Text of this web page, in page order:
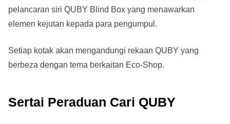
pelancaran siri QUBY Blind Box yang menawarkan
elemen kejutan kepada para pengumpul.
Setiap kotak akan mengandungi rekaan QUBY yang
berbeza dengan tema berkaitan Eco-Shop.
Sertai Peraduan Cari QUBY